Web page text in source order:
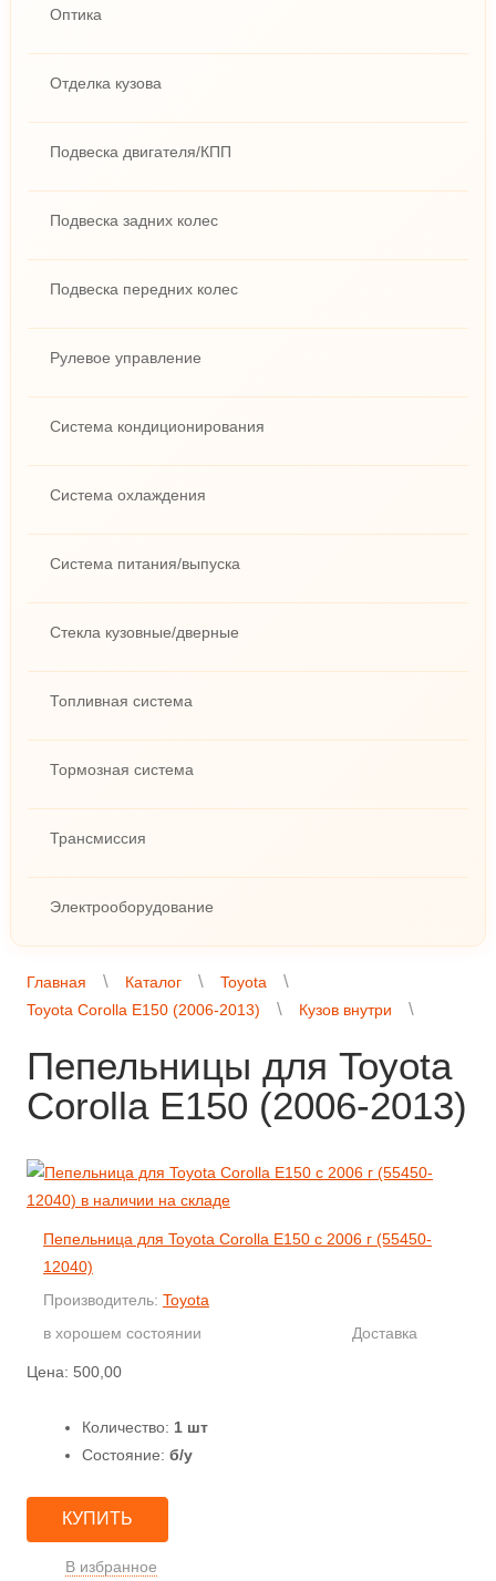
Оптика
Отделка кузова
Подвеска двигателя/КПП
Подвеска задних колес
Подвеска передних колес
Рулевое управление
Система кондиционирования
Система охлаждения
Система питания/выпуска
Стекла кузовные/дверные
Топливная система
Тормозная система
Трансмиссия
Электрооборудование
Главная Каталог
Toyota
Toyota Corolla E150 (2006-2013)
Кузов внутри
Пепельницы для Toyota
Corolla E150 (2006-2013)
Пепельница для Toyota Corolla E150 с 2006 г (55450-
12040)
Производитель: Toyota
в хорошем состоянии
Доставка
Цена: 500,00
Количество: 1 шт
Состояние: б/у
КУПИТЬ
В избранное